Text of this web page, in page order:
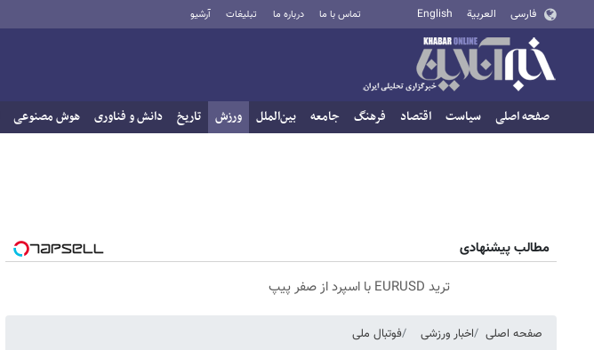
فارسی العربية English تماس با ما درباره ما تبلیغات آرشیو
صفحه اصلی سیاست اقتصاد فرهنگ جامعه بین‌الملل ورزش تاریخ دانش و فناوری هوش مصنوعی
مطالب پیشنهادی
ترید EURUSD با اسپرد از صفر پیپ
صفحه اصلی اخبار ورزشی فوتبال ملی